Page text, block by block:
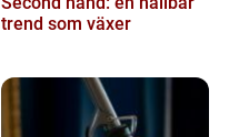
trend som växer